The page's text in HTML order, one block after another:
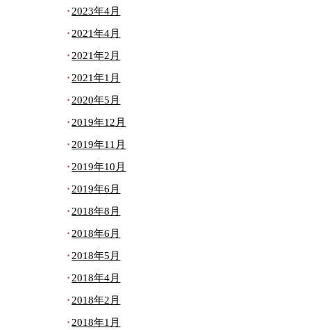
2023年4月
2021年4月
2021年2月
2021年1月
2020年5月
2019年12月
2019年11月
2019年10月
2019年6月
2018年8月
2018年6月
2018年5月
2018年4月
2018年2月
2018年1月